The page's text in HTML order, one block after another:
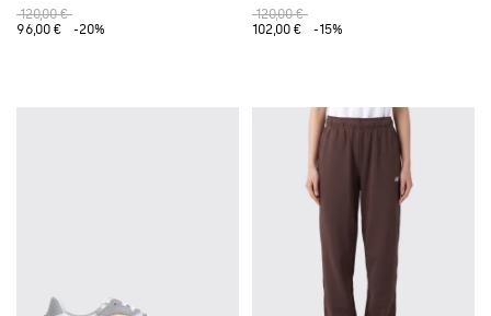
120,00 €
96,00 €
-20%
120,00 €
102,00 €
-15%